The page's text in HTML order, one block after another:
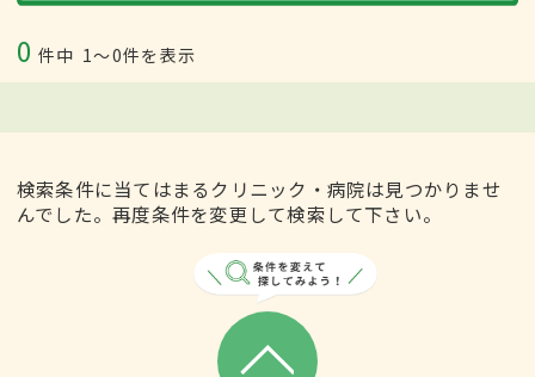
0 件中 1〜0件を表示
検索条件に当てはまるクリニック・病院は見つかりませ
んでした。再度条件を変更して検索して下さい。